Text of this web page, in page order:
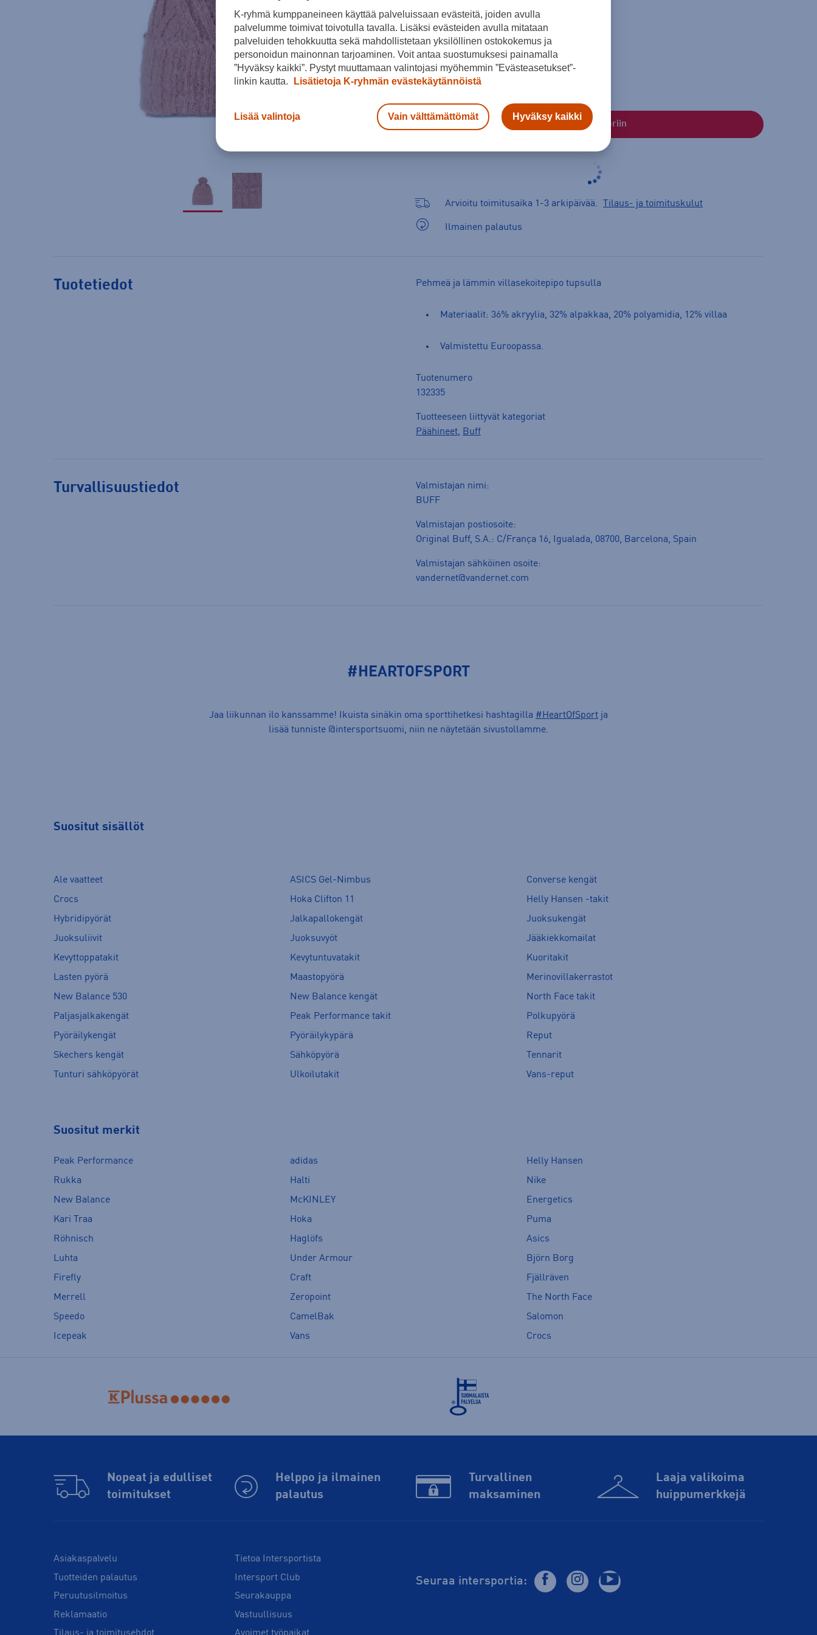
Punainen
Lisää ostoskoriin
Arvioitu toimitusaika 1-3 arkipäivää. Tilaus- ja toimituskulut
Ilmainen palautus
Tuotetiedot Pehmeä ja lämmin villasekoitepipo tupsulla
Materiaalit: 36% akryylia, 32% alpakkaa, 20% polyamidia, 12% villaa
Valmistettu Euroopassa.
Tuotenumero
132335
Tuotteeseen liittyvät kategoriat
Päähineet, Buff
Turvallisuustiedot
Valmistajan nimi:
BUFF
Valmistajan postiosoite:
Original Buff, S.A.: C/França 16, Igualada, 08700, Barcelona, Spain
Valmistajan sähköinen osoite:
vandernet@vandernet.com
#HEARTOFSPORT
Jaa liikunnan ilo kanssamme! Ikuista sinäkin oma sporttihetkesi hashtagilla #HeartOfSport ja
lisää tunniste @intersportsuomi, niin ne näytetään sivustollamme.
Suositut sisällöt
Ale vaatteet ASICS Gel-Nimbus
Converse kengät
Crocs
Hoka Clifton 11
Helly Hansen -takit
Hybridipyörät
Jalkapallokengät
Juoksukengät
Juoksuliivit
Juoksuvyöt
Jääkiekkomailat
Kevyttoppatakit
Kevytuntuvatakit
Kuoritakit
Lasten pyörä
Maastopyörä
Merinovillakerrastot
New Balance 530
New Balance kengät
North Face takit
Paljasjalkakengät
Peak Performance takit
Polkupyörä
Pyöräilykengät
Pyöräilykypärä
Reput
Skechers kengät
Sähköpyörä
Tennarit
Tunturi sähköpyörät
Ulkoilutakit Vans-reput
Suositut merkit
Peak Performance adidas
Helly Hansen
Rukka
Halti
Nike
New Balance
McKINLEY
Energetics
Kari Traa
Hoka
Puma
Röhnisch
Haglöfs
Asics
Luhta
Under Armour
Björn Borg
Firefly
Craft
Fjällräven
Merrell
Zeropoint
The North Face
Speedo
CamelBak
Salomon
Icepeak
Vans Crocs
Nopeat ja edulliset
toimitukset
Helppo ja ilmainen
palautus
Turvallinen
maksaminen
Laaja valikoima
huippu­merkkejä
Asiakaspalvelu
Tuotteiden palautus
Peruutusilmoitus
Reklamaatio
Tietoa Intersportista
Intersport Club
Seurakauppa
Vastuullisuus
Seuraa intersportia:
K-ryhmä kumppaneineen käyttää palveluissaan evästeitä, joiden avulla
palvelumme toimivat toivotulla tavalla. Lisäksi evästeiden avulla mitataan
palveluiden tehokkuutta sekä mahdollistetaan yksilöllinen ostokokemus ja
personoidun mainonnan tarjoaminen. Voit antaa suostumuksesi painamalla
”Hyväksy kaikki”. Pystyt muuttamaan valintojasi myöhemmin ”Evästeasetukset”-
linkin kautta.
Lisätietoja K-ryhmän evästekäytännöistä
Lisää valintoja Vain välttämättömät Hyväksy kaikki